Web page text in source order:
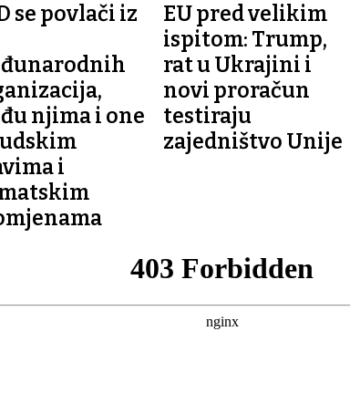
se povlači iz
njima i one
i
EU pred velikim
ispitom: Trump,
rat u Ukrajini i
novi proračun
testiraju
zajedništvo Unije